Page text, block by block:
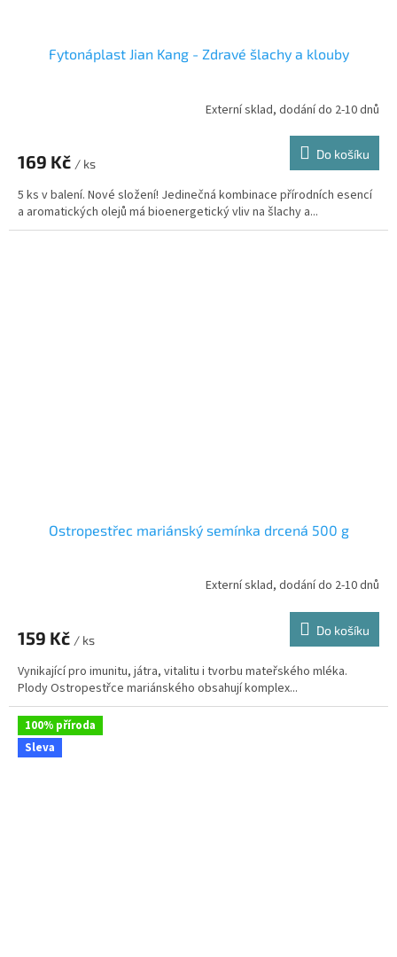
Fytonáplast Jian Kang - Zdravé šlachy a klouby
je
z
5
hvězdiček.
Externí sklad, dodání do 2-10 dnů
169 Kč / ks
Do košíku
5 ks v balení. Nové složení! Jedinečná kombinace přírodních esencí
a aromatických olejů má bioenergetický vliv na šlachy a...
Ostropestřec mariánský semínka drcená 500 g
Externí sklad, dodání do 2-10 dnů
159 Kč / ks
Do košíku
Vynikající pro imunitu, játra, vitalitu i tvorbu mateřského mléka.
Plody Ostropestřce mariánského obsahují komplex...
100% příroda
Sleva